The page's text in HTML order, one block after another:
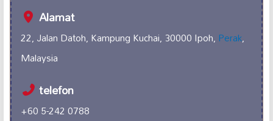
Alamat
22, Jalan Datoh, Kampung Kuchai, 30000 Ipoh,Perak,
Malaysia
telefon
+60 5-242 0788